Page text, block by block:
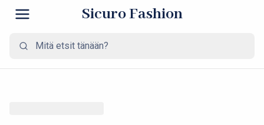
Sicuro Fashion